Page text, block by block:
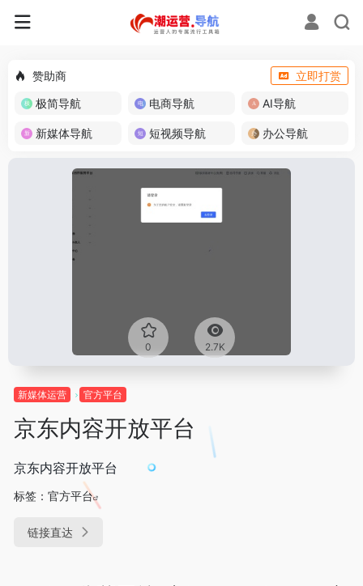
赞助商
立即打赏
极简导航
电商导航 AI导航
新媒体导航 短视频导航 办公导航
0 2.7K
新媒体运营 官方平台
京东内容开放平台
京东内容开放平台
标签： 官方平台
链接直达